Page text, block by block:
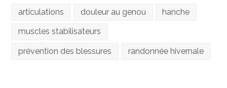
articulations douleur au genou hanche
muscles stabilisateurs
prévention des blessures randonnée hivernale